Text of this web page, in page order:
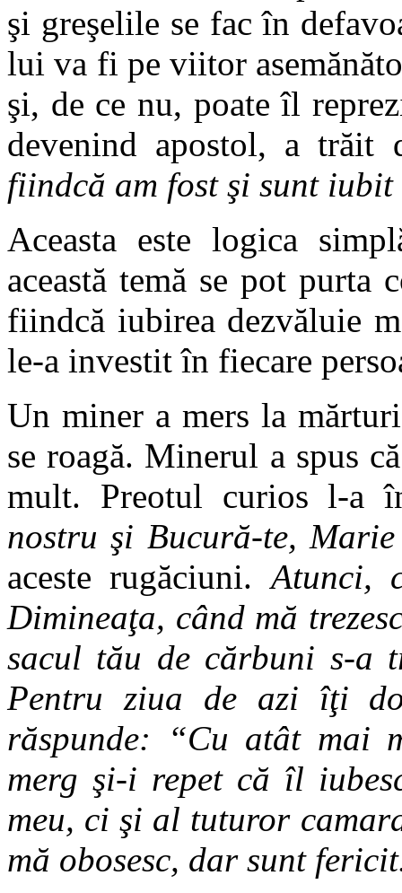
şi greşelile se fac în
lui va fi pe viitor
şi, de ce nu, poate îl
devenind apostol, a trăit
fiindcă am fost şi sunt iubit
Aceasta este logica
această temă se pot purta
fiindcă iubirea dezvăluie
le-a investit în fiecare
Un miner a mers la
se roagă. Minerul a spus
mult. Preotul curios l-a
nostru şi Bucură-te, Marie
aceste rugăciuni.Atunci,
Dimineaţa, când mă
sacul tău de cărbuni s-a
Pentru ziua de azi îţi
răspunde: “Cu atât mai
merg şi-i repet că îl
meu, ci şi al tuturor
mă obosesc, dar sunt